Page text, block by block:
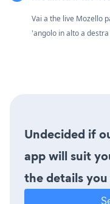
Vai a the live Mozello
'angolo in alto a
Undecided if
app will suit
the details you